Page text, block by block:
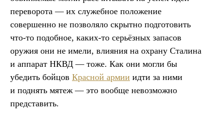
переворота — их служебное положение
совершенно не позволяло скрытно подготовить
что-то подобное, каких-то серьёзных запасов
оружия они не имели, влияния на охрану Сталина
и аппарат НКВД — тоже. Как они могли бы
убедить бойцов Красной армии идти за ними
и поднять мятеж — это вообще невозможно
представить.